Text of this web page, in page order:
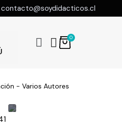
contacto@soydidacticos.cl
- Varios Autores